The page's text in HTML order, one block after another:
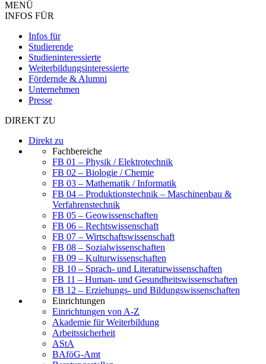
MENÜ
INFOS FÜR
Infos für
Studierende
Studieninteressierte
Weiterbildungsinteressierte
Fördernde & Alumni
Unternehmen
Presse
DIREKT ZU
Direkt zu
Fachbereiche
FB 01 – Physik / Elektrotechnik
FB 02 – Biologie / Chemie
FB 03 – Mathematik / Informatik
FB 04 – Produktionstechnik – Maschinenbau &
Verfahrenstechnik
FB 05 – Geowissenschaften
FB 06 – Rechtswissenschaft
FB 07 – Wirtschaftswissenschaft
FB 08 – Sozialwissenschaften
FB 09 – Kulturwissenschaften
FB 10 – Sprach- und Literaturwissenschaften
FB 11 – Human- und Gesundheitswissenschaften
FB 12 – Erziehungs- und Bildungswissenschaften
Einrichtungen
Einrichtungen von A-Z
Akademie für Weiterbildung
Arbeitssicherheit
AStA
BAföG-Amt